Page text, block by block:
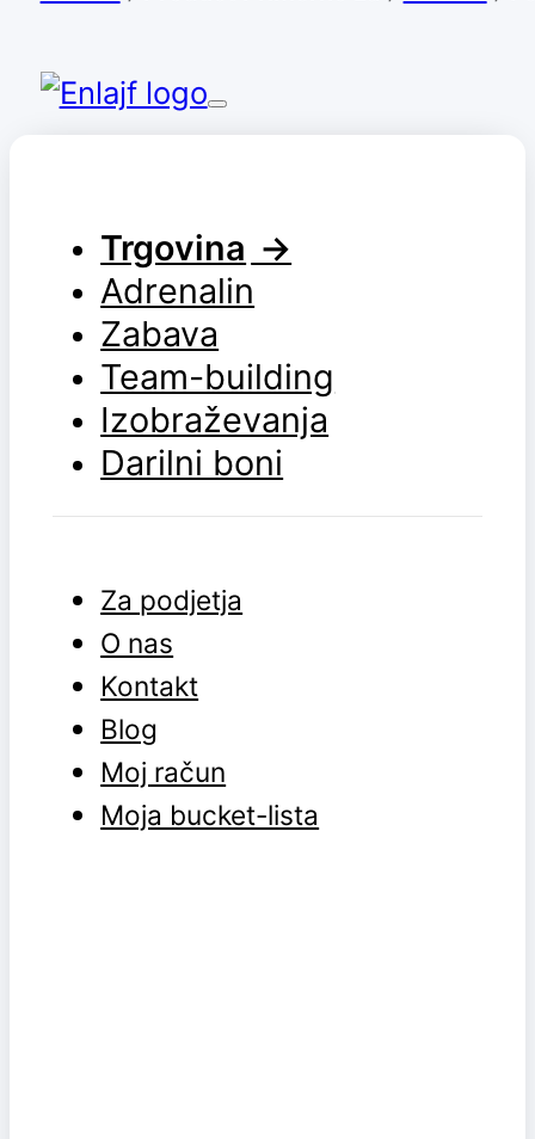
Trgovina
Adrenalin
Zabava
Team-building
Izobraževanja
Darilni boni
Za podjetja
O nas
Kontakt
Blog
Moj račun
Moja bucket-lista